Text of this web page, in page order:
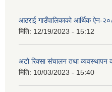
आठराई गाउँपालिकाको आर्थिक ऐन-
मिति: 12/19/2023 - 15:12
अटो रिक्सा संचालन तथा व्यवस्थापन
मिति: 10/03/2023 - 15:40